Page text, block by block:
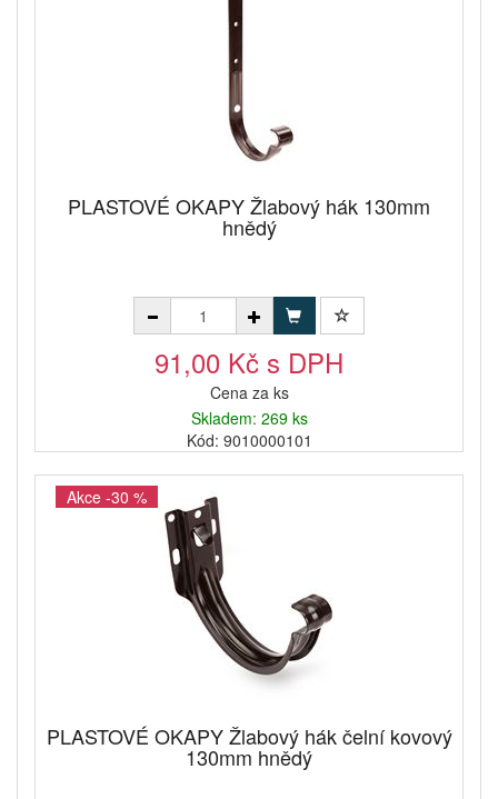
PLASTOVÉ OKAPY Žlabový hák 130mm
hnědý
91,00 Kč s DPH
Cena za ks
Skladem: 269 ks
Kód: 9010000101
Akce -30 %
PLASTOVÉ OKAPY Žlabový hák čelní kovový
130mm hnědý